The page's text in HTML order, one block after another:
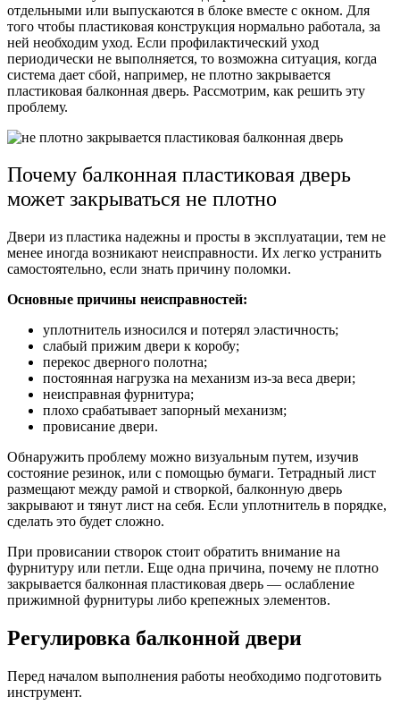
отдельными или выпускаются в блоке вместе с окном. Для
того чтобы пластиковая конструкция нормально работала, за
ней необходим уход. Если профилактический уход
периодически не выполняется, то возможна ситуация, когда
система дает сбой, например, не плотно закрывается
пластиковая балконная дверь. Рассмотрим, как решить эту
проблему.
Почему балконная пластиковая дверь
может закрываться не плотно
Двери из пластика надежны и просты в эксплуатации, тем не
менее иногда возникают неисправности. Их легко устранить
самостоятельно, если знать причину поломки.
Основные причины неисправностей:
уплотнитель износился и потерял эластичность;
слабый прижим двери к коробу;
перекос дверного полотна;
постоянная нагрузка на механизм из-за веса двери;
неисправная фурнитура;
плохо срабатывает запорный механизм;
провисание двери.
Обнаружить проблему можно визуальным путем, изучив
состояние резинок, или с помощью бумаги. Тетрадный лист
размещают между рамой и створкой, балконную дверь
закрывают и тянут лист на себя. Если уплотнитель в порядке,
сделать это будет сложно.
При провисании створок стоит обратить внимание на
фурнитуру или петли. Еще одна причина, почему не плотно
закрывается балконная пластиковая дверь — ослабление
прижимной фурнитуры либо крепежных элементов.
Регулировка балконной двери
Перед началом выполнения работы необходимо подготовить
инструмент.